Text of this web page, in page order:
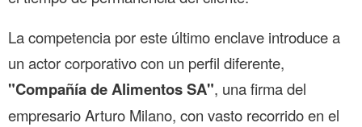
La competencia por este último enclave introduce a
un actor corporativo con un perfil diferente,
"Compañía de Alimentos SA", una firma del
empresario Arturo Milano, con vasto recorrido en el